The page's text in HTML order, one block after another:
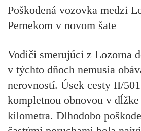
Poškodená vozovka medzi
Pernekom v novom šate
Vodiči smerujúci z Lozorna
v týchto dňoch nemusia
nerovností. Úsek cesty II/
kompletnou obnovou v
kilometra. Dlhodobo